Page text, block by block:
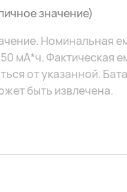
значение)
Номинальная
мА*ч. Фактическая
от указанной.
быть извлечена.